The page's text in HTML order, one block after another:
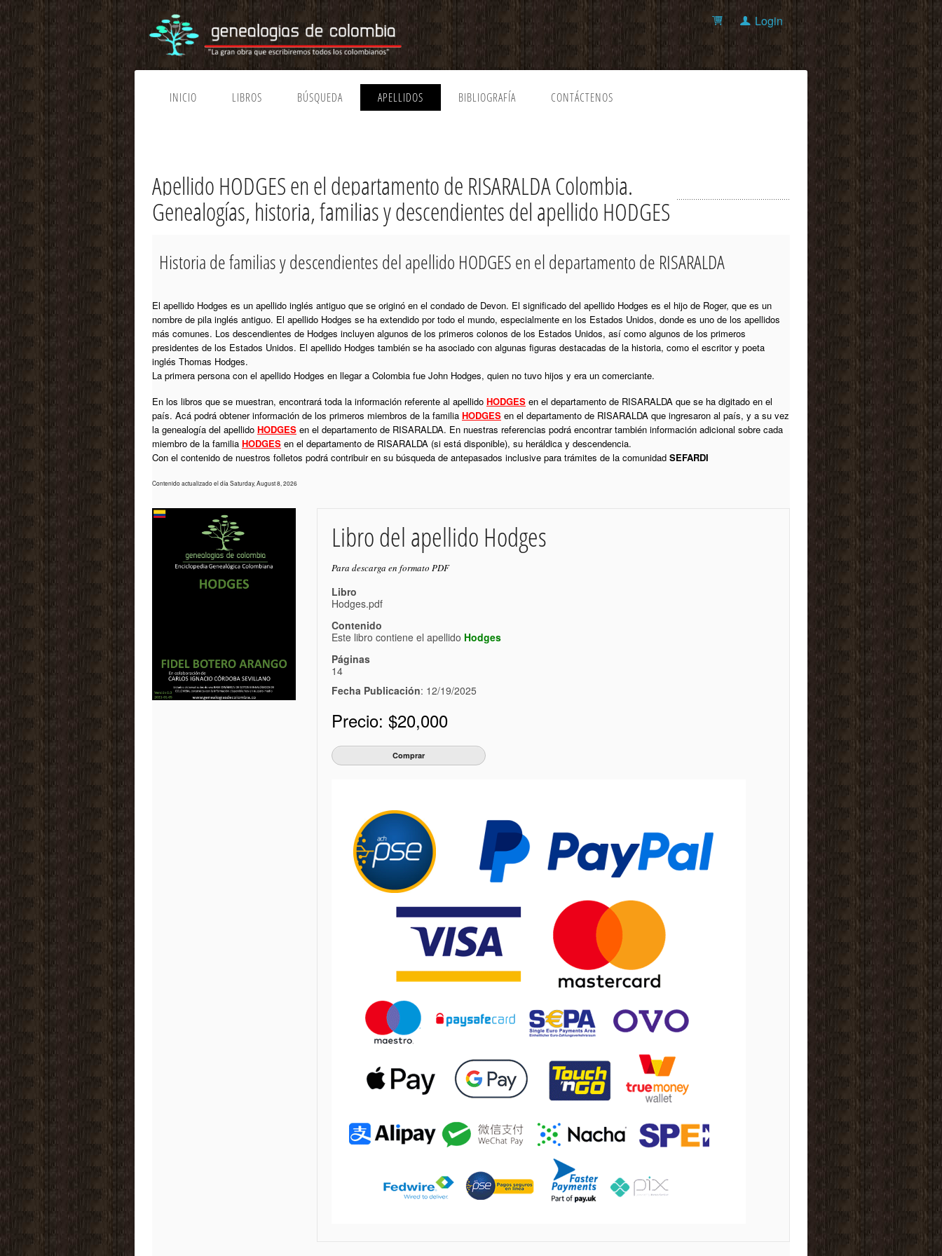
Login
INICIO LIBROS BÚSQUEDA APELLIDOS BIBLIOGRAFÍA CONTÁCTENOS
Apellido HODGES en el departamento de RISARALDA Colombia.
Genealogías, historia, familias y descendientes del apellido HODGES
Historia de familias y descendientes del apellido HODGES en el departamento de RISARALDA
El apellido Hodges es un apellido inglés antiguo que se originó en el condado de Devon. El significado del apellido Hodges es el hijo de Roger, que es un
nombre de pila inglés antiguo. El apellido Hodges se ha extendido por todo el mundo, especialmente en los Estados Unidos, donde es uno de los apellidos
más comunes. Los descendientes de Hodges incluyen algunos de los primeros colonos de los Estados Unidos, así como algunos de los primeros
presidentes de los Estados Unidos. El apellido Hodges también se ha asociado con algunas figuras destacadas de la historia, como el escritor y poeta
inglés Thomas Hodges.
La primera persona con el apellido Hodges en llegar a Colombia fue John Hodges, quien no tuvo hijos y era un comerciante.
En los libros que se muestran, encontrará toda la información referente al apellido HODGES en el departamento de RISARALDA que se ha digitado en el
país. Acá podrá obtener información de los primeros miembros de la familia HODGES en el departamento de RISARALDA que ingresaron al país, y a su vez
la genealogía del apellido HODGES en el departamento de RISARALDA. En nuestras referencias podrá encontrar también información adicional sobre cada
miembro de la familia HODGES en el departamento de RISARALDA (si está disponible), su heráldica y descendencia.
Con el contenido de nuestros folletos podrá contribuir en su búsqueda de antepasados inclusive para trámites de la comunidad SEFARDI
Contenido actualizado el día Saturday, August 8, 2026
Libro del apellido Hodges
Para descarga en formato PDF
Libro
Hodges.pdf
Contenido
Este libro contiene el apellido Hodges
Páginas
14
Fecha Publicación: 12/19/2025
Precio: $20,000